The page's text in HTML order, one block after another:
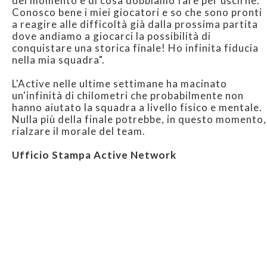
Conosco bene i miei giocatori e so che sono pronti
a reagire alle difficoltà già dalla prossima partita
dove andiamo a giocarci la possibilità di
conquistare una storica finale! Ho infinita fiducia
nella mia squadra".
L'Active nelle ultime settimane ha macinato
un'infinità di chilometri che probabilmente non
hanno aiutato la squadra a livello fisico e mentale.
Nulla più della finale potrebbe, in questo momento,
rialzare il morale del team.
Ufficio Stampa Active Network